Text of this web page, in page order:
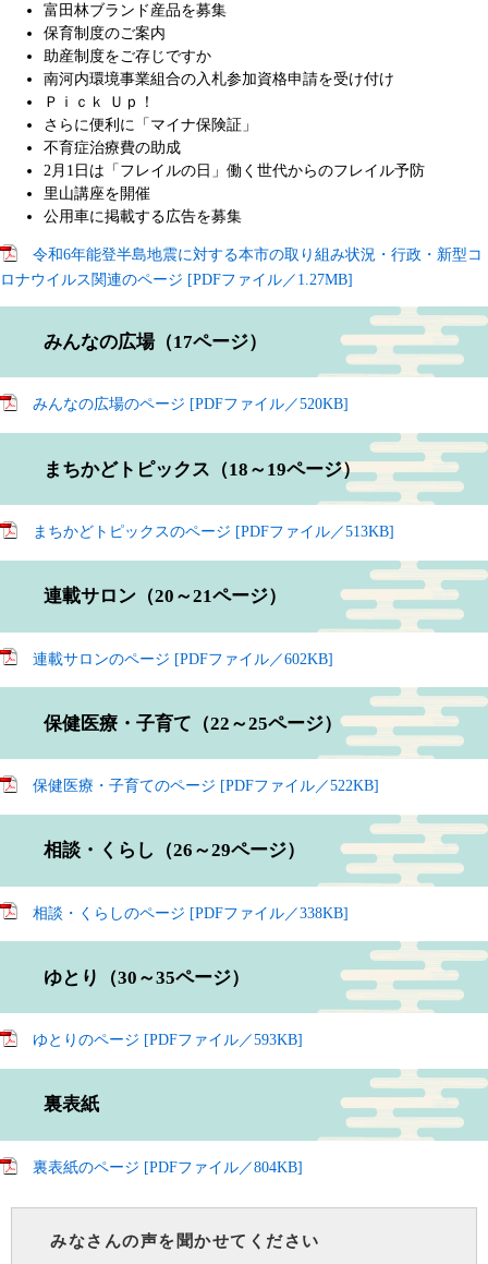
富田林ブランド産品を募集
保育制度のご案内
助産制度をご存じですか
南河内環境事業組合の入札参加資格申請を受け付け
Ｐｉｃｋ Ｕｐ！
さらに便利に「マイナ保険証」
不育症治療費の助成
2月1日は「フレイルの日」働く世代からのフレイル予防
里山講座を開催
公用車に掲載する広告を募集
令和6年能登半島地震に対する本市の取り組み状況・行政・新型コ
ロナウイルス関連のページ [PDFファイル／1.27MB]
みんなの広場（17ページ）
みんなの広場のページ [PDFファイル／520KB]
まちかどトピックス（18～19ページ）
まちかどトピックスのページ [PDFファイル／513KB]
連載サロン（20～21ページ）
連載サロンのページ [PDFファイル／602KB]
保健医療・子育て（22～25ページ）
保健医療・子育てのページ [PDFファイル／522KB]
相談・くらし（26～29ページ）
相談・くらしのページ [PDFファイル／338KB]
ゆとり（30～35ページ）
ゆとりのページ [PDFファイル／593KB]
裏表紙
裏表紙のページ [PDFファイル／804KB]
みなさんの声を聞かせてください